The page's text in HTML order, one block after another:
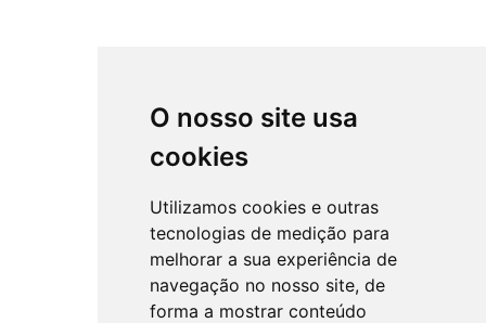
O nosso site usa
cookies
Utilizamos cookies e outras
tecnologias de medição para
melhorar a sua experiência de
navegação no nosso site, de
forma a mostrar conteúdo